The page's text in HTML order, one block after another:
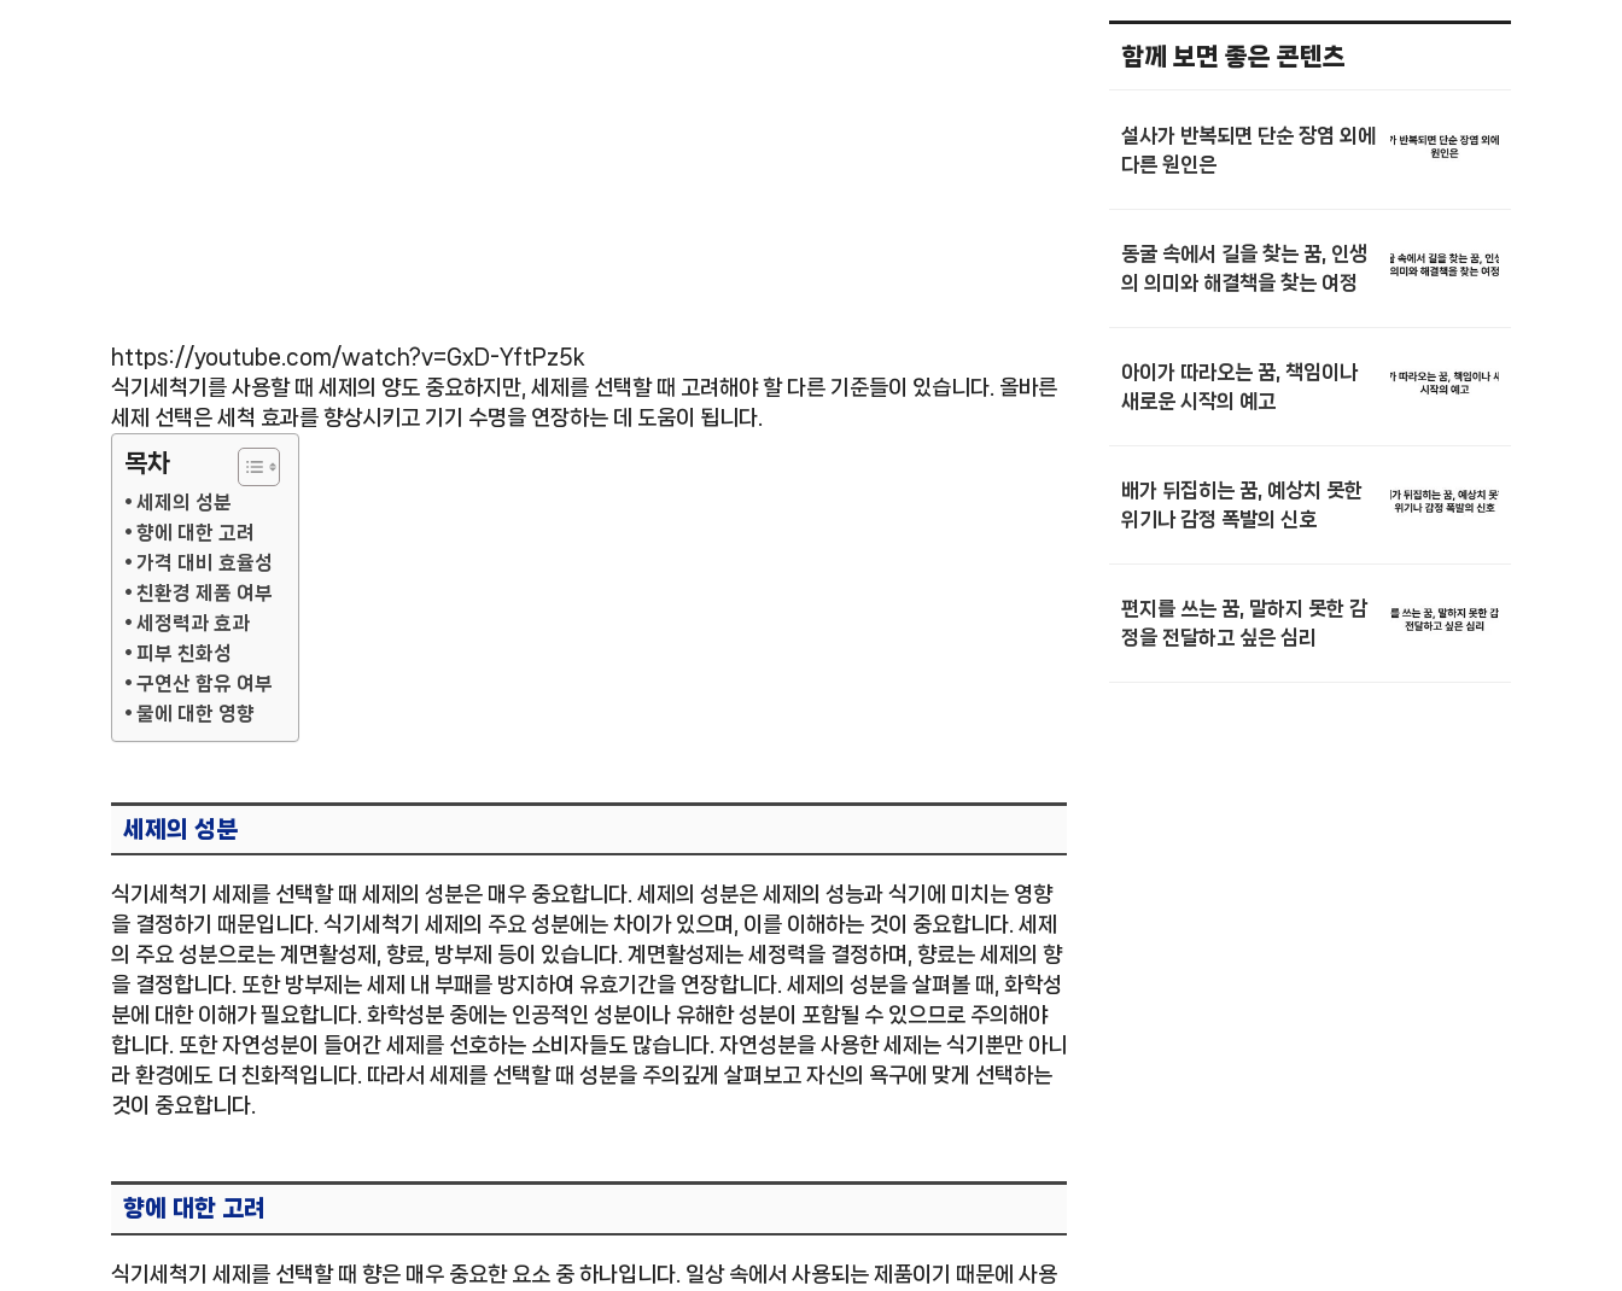
https://youtube.com/watch?v=GxD-YftPz5k
식기세척기를 사용할 때 세제의 양도 중요하지만, 세제를 선택할 때 고려해야 할 다른 기준들이 있습니다. 올바른
세제 선택은 세척 효과를 향상시키고 기기 수명을 연장하는 데 도움이 됩니다.
목차
세제의 성분
향에 대한 고려
가격 대비 효율성
친환경 제품 여부
세정력과 효과
피부 친화성
구연산 함유 여부
물에 대한 영향
세제의 성분
식기세척기 세제를 선택할 때 세제의 성분은 매우 중요합니다. 세제의 성분은 세제의 성능과 식기에 미치는 영향
을 결정하기 때문입니다. 식기세척기 세제의 주요 성분에는 차이가 있으며, 이를 이해하는 것이 중요합니다. 세제
의 주요 성분으로는 계면활성제, 향료, 방부제 등이 있습니다. 계면활성제는 세정력을 결정하며, 향료는 세제의 향
을 결정합니다. 또한 방부제는 세제 내 부패를 방지하여 유효기간을 연장합니다. 세제의 성분을 살펴볼 때, 화학성
분에 대한 이해가 필요합니다. 화학성분 중에는 인공적인 성분이나 유해한 성분이 포함될 수 있으므로 주의해야
합니다. 또한 자연성분이 들어간 세제를 선호하는 소비자들도 많습니다. 자연성분을 사용한 세제는 식기뿐만 아니
라 환경에도 더 친화적입니다. 따라서 세제를 선택할 때 성분을 주의깊게 살펴보고 자신의 욕구에 맞게 선택하는
것이 중요합니다.
향에 대한 고려
식기세척기 세제를 선택할 때 향은 매우 중요한 요소 중 하나입니다. 일상 속에서 사용되는 제품이기 때문에 사용
함께 보면 좋은 콘텐츠
설사가 반복되면 단순 장염 외에
다른 원인은
동굴 속에서 길을 찾는 꿈, 인생
의 의미와 해결책을 찾는 여정
아이가 따라오는 꿈, 책임이나
새로운 시작의 예고
배가 뒤집히는 꿈, 예상치 못한
위기나 감정 폭발의 신호
편지를 쓰는 꿈, 말하지 못한 감
정을 전달하고 싶은 심리